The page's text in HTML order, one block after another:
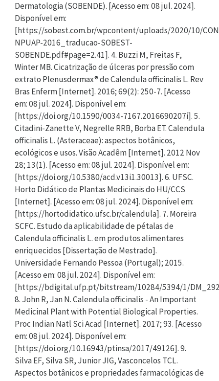
Dermatologia (SOBENDE). [Acesso em: 08 jul. 2024].
Disponível em:
[https://sobest.com.br/wpcontent/uploads/2020/10/
NPUAP-2016_traducao-SOBEST-
SOBENDE.pdf#page=2.41]. 4. Buzzi M, Freitas F,
Winter MB. Cicatrização de úlceras por pressão com
extrato Plenusdermax® de Calendula officinalis L. Rev
Bras Enferm [Internet]. 2016; 69(2): 250-7. [Acesso
em: 08 jul. 2024]. Disponível em:
[https://doi.org/10.1590/0034-7167.2016690207i]. 5.
Citadini-Zanette V, Negrelle RRB, Borba ET. Calendula
officinalis L. (Asteraceae): aspectos botânicos,
ecológicos e usos. Visão Acadêm [Internet]. 2012 Nov
28; 13(1). [Acesso em: 08 jul. 2024]. Disponível em:
[https://doi.org/10.5380/acd.v13i1.30013]. 6. UFSC.
Horto Didático de Plantas Medicinais do HU/CCS
[Internet]. [Acesso em: 08 jul. 2024]. Disponível em:
[https://hortodidatico.ufsc.br/calendula]. 7. Moreira
SCFC. Estudo da aplicabilidade de pétalas de
Calendula officinalis L. em produtos alimentares
enriquecidos [Dissertação de Mestrado].
Universidade Fernando Pessoa (Portugal); 2015.
[Acesso em: 08 jul. 2024]. Disponível em:
[https://bdigital.ufp.pt/bitstream/10284/5394/1/
8. John R, Jan N. Calendula officinalis - An Important
Medicinal Plant with Potential Biological Properties.
Proc Indian Natl Sci Acad [Internet]. 2017; 93. [Acesso
em: 08 jul. 2024]. Disponível em:
[https://doi.org/10.16943/ptinsa/2017/49126]. 9.
Silva EF, Silva SR, Junior JIG, Vasconcelos TCL.
Aspectos botânicos e propriedades farmacológicas de